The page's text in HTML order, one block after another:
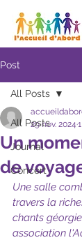
Post
All Posts
Journal
Concert
All Posts
Un
de
29 nov. 2024
Une salle
travers la
chants
association